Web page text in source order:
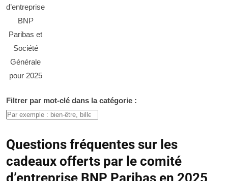
d’entreprise
BNP
Paribas et
Société
Générale
pour 2025
Filtrer par mot-clé dans la catégorie :
Questions fréquentes sur les
cadeaux offerts par le comité
d’entreprise BNP Paribas en 2025